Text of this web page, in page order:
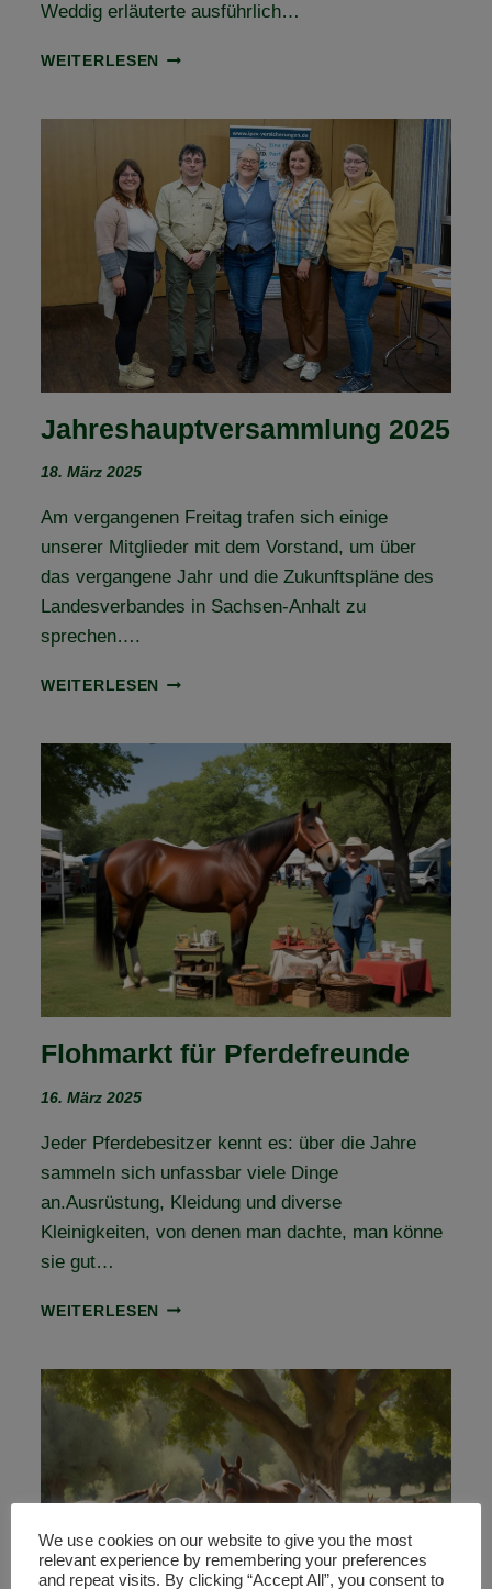
Weddig erläuterte ausführlich…
WEITERLESEN
EIN
TROTZ
SCHIETWETTER
Jahreshauptversammlung 2025
18. März 2025
Am vergangenen Freitag trafen sich einige
unserer Mitglieder mit dem Vorstand, um über
das vergangene Jahr und die Zukunftspläne des
Landesverbandes in Sachsen-Anhalt zu
sprechen….
WEITERLESEN
JAHRESHAUPTVERSAMMLUNG
Flohmarkt für Pferdefreunde
16. März 2025
Jeder Pferdebesitzer kennt es: über die Jahre
sammeln sich unfassbar viele Dinge
an.Ausrüstung, Kleidung und diverse
Kleinigkeiten, von denen man dachte, man könne
sie gut…
WEITERLESEN FLOHMARKT
We use cookies on our website to give you the most
relevant experience by remembering your preferences
and repeat visits. By clicking “Accept All”, you consent to